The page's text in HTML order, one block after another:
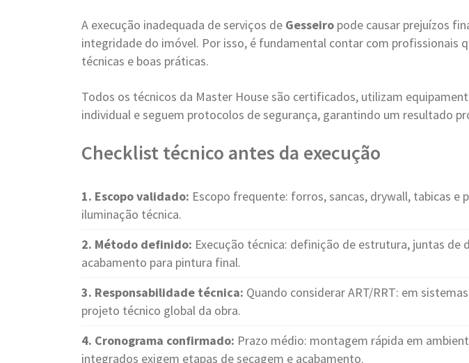
A execução inadequada de serviços de Gesseiro pode causar prejuízos
integridade do imóvel. Por isso, é fundamental contar com profissionais
técnicas e boas práticas.
Todos os técnicos da Master House são certificados, utilizam
individual e seguem protocolos de segurança, garantindo um resultado
Checklist técnico antes da execução
1. Escopo validado: Escopo frequente: forros, sancas, drywall, tabicas e
iluminação técnica.
2. Método definido: Execução técnica: definição de estrutura, juntas de
acabamento para pintura final.
3. Responsabilidade técnica: Quando considerar ART/RRT: em
projeto técnico global da obra.
4. Cronograma confirmado: Prazo médio: montagem rápida em
integrados exigem etapas de secagem e acabamento.